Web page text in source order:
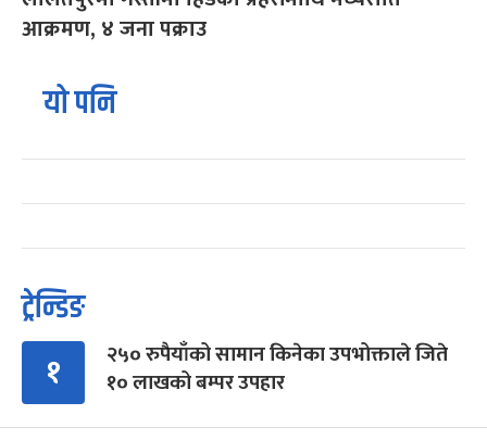
आक्रमण, ४ जना पक्राउ
यो पनि
ट्रेन्डिङ
१
२५० रुपैयाँको सामान किनेका उपभोक्ताले जिते
१० लाखको बम्पर उपहार